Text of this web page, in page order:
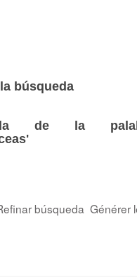
búsqueda
de la
búsqueda Générer